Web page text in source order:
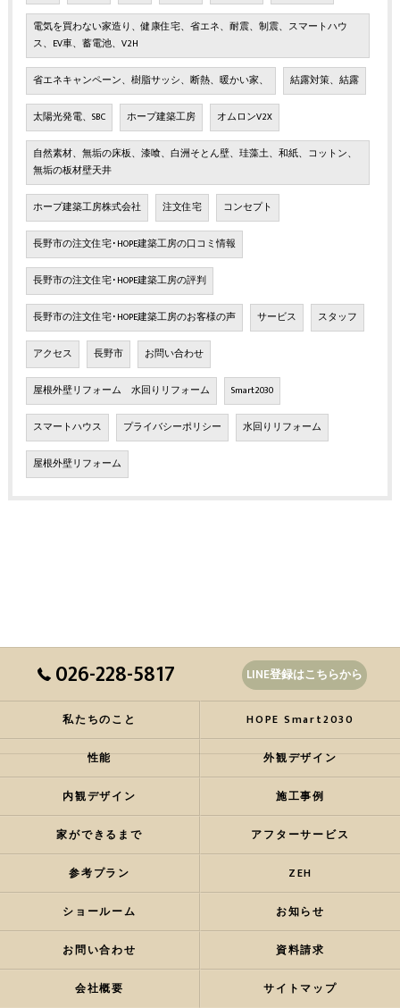
電気を買わない家造り、健康住宅、省エネ、耐震、制震、スマートハウ
ス、EV車、蓄電池、V2H
省エネキャンペーン、樹脂サッシ、断熱、暖かい家、 結露対策、結露
太陽光発電、SBC ホープ建築工房 オムロンV2X
自然素材、無垢の床板、漆喰、白洲そとん壁、珪藻土、和紙、コットン、
無垢の板材壁天井
ホープ建築工房株式会社 注文住宅 コンセプト
長野市の注文住宅･HOPE建築工房の口コミ情報
長野市の注文住宅･HOPE建築工房の評判
長野市の注文住宅･HOPE建築工房のお客様の声 サービス スタッフ
アクセス 長野市 お問い合わせ
屋根外壁リフォーム 水回りリフォーム Smart2030
スマートハウス プライバシーポリシー 水回りリフォーム
屋根外壁リフォーム
026-228-5817 LINE登録はこちらから
私たちのこと HOPE Smart2030
性能 外観デザイン
内観デザイン 施工事例
家ができるまで アフターサービス
参考プラン ZEH
ショールーム お知らせ
お問い合わせ 資料請求
会社概要 サイトマップ